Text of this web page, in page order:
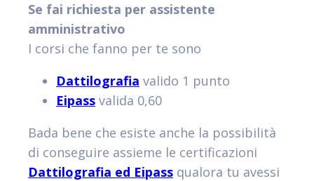
Se fai richiesta per assistente
amministrativo
I corsi che fanno per te sono
Dattilografia valido 1 punto
Eipass valida 0,60
Bada bene che esiste anche la possibilità
di conseguire assieme le certificazioni
Dattilografia ed Eipass qualora tu avessi